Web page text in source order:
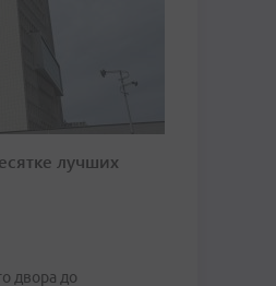
лучших
двора до